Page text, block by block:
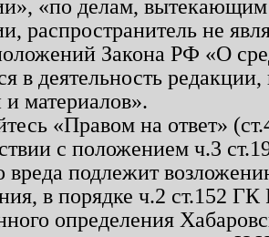
«по делам, вытекающим
распространитель не
Закона РФ «О
в деятельность
материалов».
«Правом на ответ»
с положением ч.3
вреда подлежит
в порядке ч.2 ст.152
определения